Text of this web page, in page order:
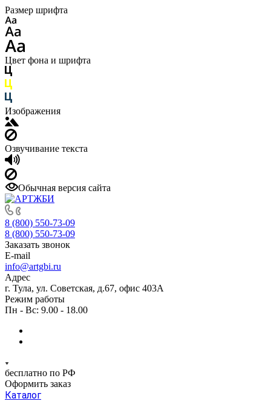
Размер шрифта
Цвет фона и шрифта
Изображения
Озвучивание текста
Обычная версия сайта
8 (800) 550-73-09
8 (800) 550-73-09
Заказать звонок
E-mail
info@artgbi.ru
Адрес
г. Тула, ул. Советская, д.67, офис 403А
Режим работы
Пн - Вс: 9.00 - 18.00
бесплатно по РФ
Оформить заказ
Каталог